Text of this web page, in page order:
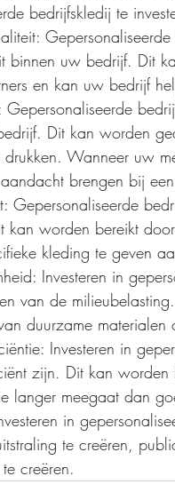
bedrijfskledij te
binnen uw bedrijf. Dit
en kan uw bedrijf
Gepersonaliseerde
Dit kan worden
drukken. Wanneer uw
brengen bij
Gepersonaliseerde
kan worden bereikt
kleding te geven
Investeren in
van de
duurzame
Investeren in
zijn. Dit kan
langer meegaat dan
in
te creëren,
creëren.